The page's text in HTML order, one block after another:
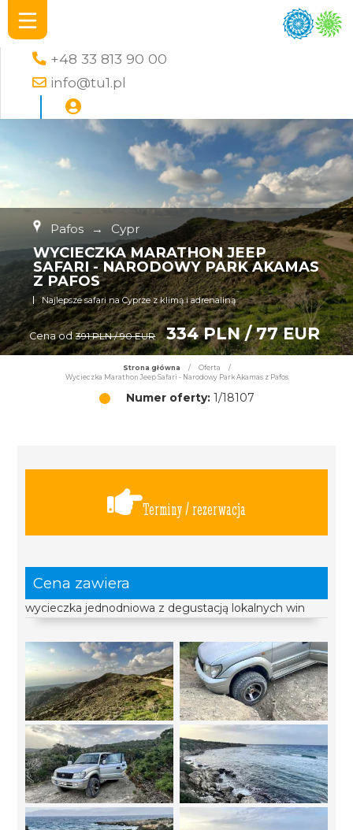
+48 33 813 90 00
info@tu1.pl
Pafos → Cypr
WYCIECZKA MARATHON JEEP
SAFARI - NARODOWY PARK AKAMAS
Z PAFOS
Najlepsze safari na Cyprze z klimą i adrenaliną
Cena od 391 PLN / 90 EUR 334 PLN / 77 EUR
Strona główna / Oferta
/
Wycieczka Marathon Jeep Safari - Narodowy Park Akamas z Pafos
Numer oferty:1/18107
Terminy / rezerwacja
Cena zawiera
wycieczka jednodniowa z degustacją lokalnych win